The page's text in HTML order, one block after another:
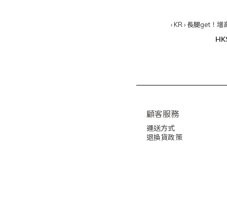
‹ KR › 長腿get！
顧客服務
運送方式
退換貨政策